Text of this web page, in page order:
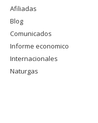
Afiliadas
Blog
Comunicados
Informe economico
Internacionales
Naturgas